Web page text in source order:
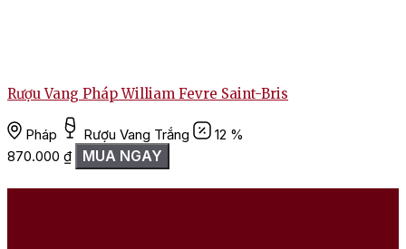
Rượu Vang Pháp William Fevre Saint-Bris
Pháp Rượu Vang Trắng
12 %
870.000 ₫ MUA NGAY